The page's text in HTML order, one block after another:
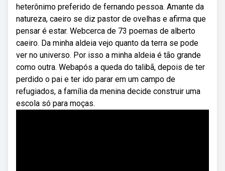
heterônimo preferido de fernando pessoa. Amante da
natureza, caeiro se diz pastor de ovelhas e afirma que
pensar é estar. Webcerca de 73 poemas de alberto
caeiro. Da minha aldeia vejo quanto da terra se pode
ver no universo. Por isso a minha aldeia é tão grande
como outra. Webapós a queda do talibã, depois de ter
perdido o pai e ter ido parar em um campo de
refugiados, a família da menina decide construir uma
escola só para moças.